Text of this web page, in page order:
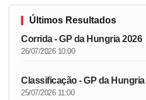
Últimos Resultados
Corrida - GP da Hungria 2026
26/07/2026 10:00
Classificação - GP da Hungria
25/07/2026 11:00